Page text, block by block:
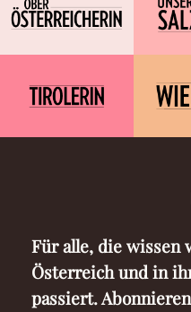
Für alle, die wissen
Österreich und in
passiert.